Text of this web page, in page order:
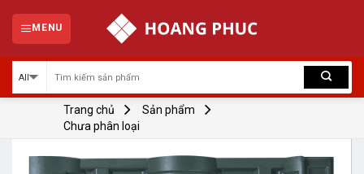
content
MENU
Trang chủ
Sản phẩm
Chưa phân loại